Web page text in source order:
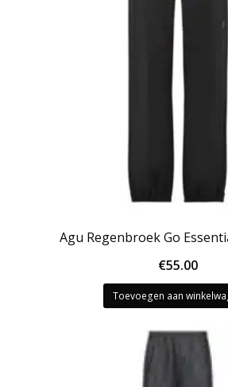
Agu Regenbroek Go
€55.00
Toevoegen aan